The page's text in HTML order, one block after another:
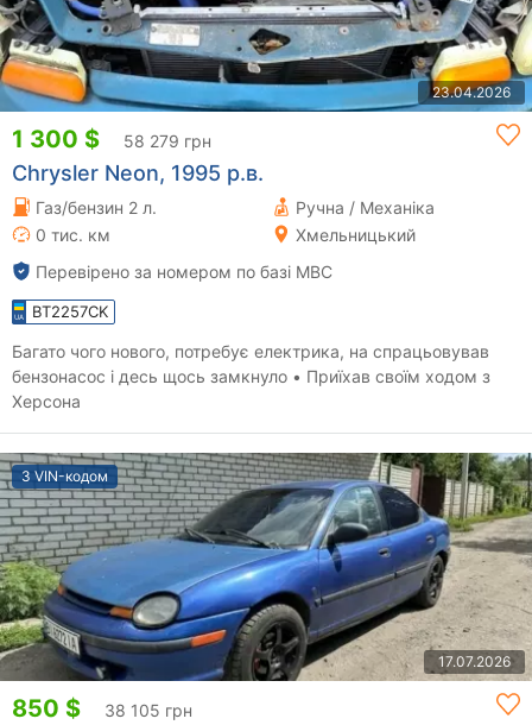
23.04.2026
1 300 $ 58 279 грн
Chrysler Neon, 1995 р.в.
Газ/бензин 2 л.
Ручна / Механіка
0 тис. км
Хмельницький
Перевірено за номером по базі МВС
BT2257CK
Багато чого нового, потребує електрика, на спрацьовував
бензонасос і десь щось замкнуло • Приїхав своїм ходом з
Херсона
З VIN-кодом
17.07.2026
850 $ 38 105 грн